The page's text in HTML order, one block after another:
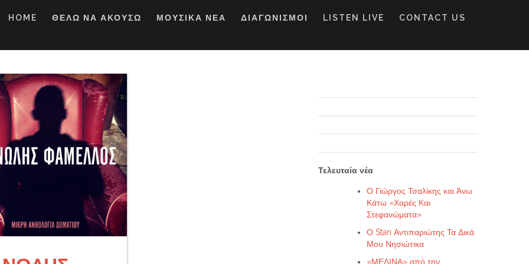
HOME ΘΕΛΩ ΝΑ ΑΚΟΥΣΩ ΜΟΥΣΙΚΑ ΝΕΑ ΔΙΑΓΩΝΙΣΜΟΙ LISTEN LIVE CONTACT US
Τελευταία νέα
Ο Γιώργος Τσαλίκης και Άνω
Κάτω «Χαρές Και
Στεφανώματα»
Ο Stan Αντιπαριώτης Τα Δικά
Μου Νησιώτικα
«ΜΕΛΙΝΑ» από την